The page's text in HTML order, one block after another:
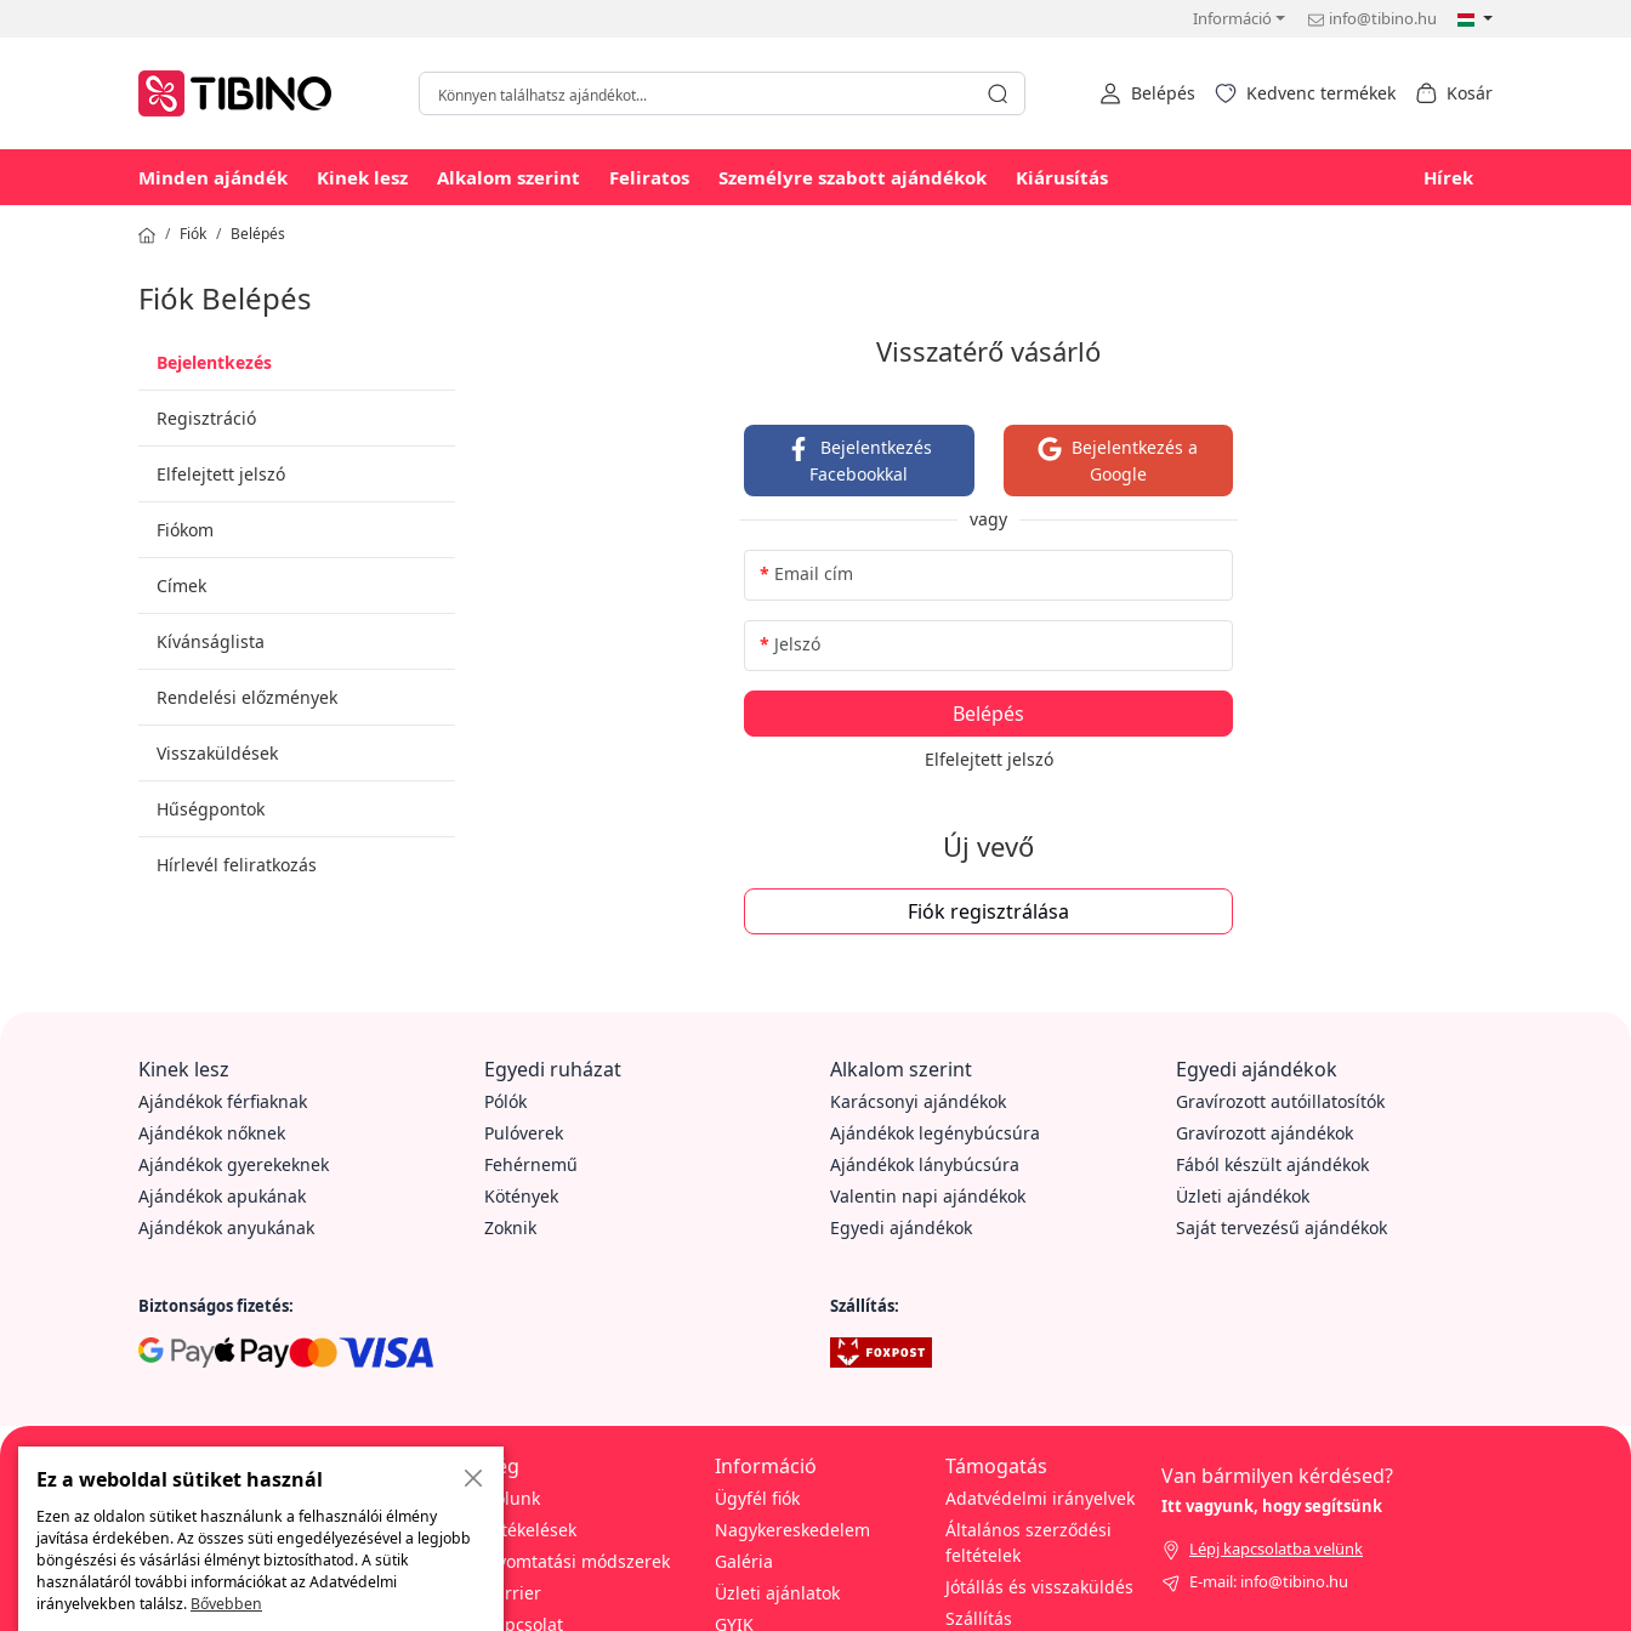
Információ info@tibino.hu
Belépés Kedvenc termékek Kosár
Minden ajándék Kinek lesz Alkalom szerint Feliratos Személyre szabott ajándékok Kiárusítás Hírek
Fiók Belépés
Fiók Belépés
Bejelentkezés
Regisztráció
Elfelejtett jelszó
Fiókom
Címek
Kívánságlista
Rendelési előzmények
Visszaküldések
Hűségpontok
Hírlevél feliratkozás
Visszatérő vásárló
Bejelentkezés
Facebookkal
Bejelentkezés a
Google
vagy
Email cím
Jelszó
Elfelejtett jelszó
Új vevő
Fiók regisztrálása
Kinek lesz
Ajándékok férfiaknak
Ajándékok nőknek
Ajándékok gyerekeknek
Ajándékok apukának
Ajándékok anyukának
Egyedi ruházat
Pólók
Pulóverek
Fehérnemű
Kötények
Zoknik
Alkalom szerint
Karácsonyi ajándékok
Ajándékok legénybúcsúra
Ajándékok lánybúcsúra
Valentin napi ajándékok
Egyedi ajándékok
Egyedi ajándékok
Gravírozott autóillatosítók
Gravírozott ajándékok
Fából készült ajándékok
Üzleti ajándékok
Saját tervezésű ajándékok
Biztonságos fizetés: Szállítás:
Egy cég, amely sokféle szórakoztató és
eredeti ajándékot kínál. Itt mindig megtalálod
az üzleti ajándékok széles választékát, a
különböző nyomdázási módok és
Cég
Rólunk
Értékelések
Nyomtatási módszerek
Karrier
Kapcsolat
Információ
Ügyfél fiók
Nagykereskedelem
Galéria
Üzleti ajánlatok
GYIK
Támogatás
Adatvédelmi irányelvek
Általános szerződési
feltételek
Jótállás és visszaküldés
Szállítás
Van bármilyen kérdésed?
Itt vagyunk, hogy segítsünk
Lépj kapcsolatba velünk
E-mail: info@tibino.hu
Ez a weboldal sütiket használ
Ezen az oldalon sütiket használunk a felhasználói élmény
javítása érdekében. Az összes süti engedélyezésével a legjobb
böngészési és vásárlási élményt biztosíthatod. A sütik
használatáról további információkat az Adatvédelmi
irányelvekben találsz. Bővebben